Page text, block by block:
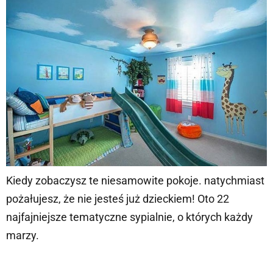
Kiedy zobaczysz te niesamowite pokoje. natychmiast
pożałujesz, że nie jesteś już dzieckiem! Oto 22
najfajniejsze tematyczne sypialnie, o których każdy
marzy.